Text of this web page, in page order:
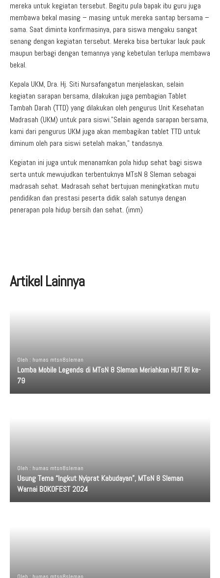
mereka untuk kegiatan tersebut. Begitu pula bapak ibu guru juga
membawa bekal masing – masing untuk mereka santap bersama –
sama. Saat diminta konfirmasinya, para siswa mengaku sangat
senang dengan kegiatan tersebut. Mereka bisa bertukar lauk pauk
maupun berbagi dengan temannya yang kebetulan terlupa membawa
bekal.
Kepala UKM, Dra. Hj. Siti Nursafangatun menjelaskan, selain
kegiatan sarapan bersama, dilakukan juga pembagian Tablet
Tambah Darah (TTD) yang dilakukan oleh pengurus Unit Kesehatan
Madrasah (UKM) untuk para siswi.”Selain agenda sarapan bersama,
kami dari pengurus UKM juga akan membagikan tablet TTD untuk
diminum oleh para siswi setelah makan,” tandasnya.
Kegiatan ini juga untuk menanamkan pola hidup sehat bagi siswa
serta untuk mewujudkan terbentuknya MTsN 8 Sleman sebagai
madrasah sehat. Madrasah sehat bertujuan meningkatkan mutu
pendidikan dan prestasi peserta didik salah satunya dengan
penerapan pola hidup bersih dan sehat. (imm)
Artikel Lainnya
Oleh : humas mtsn8sleman
Lomba Mobile Legends di MTsN 8 Sleman Meriahkan HUT RI ke-
79
Oleh : humas mtsn8sleman
Usung Tema “Ingkut Nyiprat Kabudayan”, MTsN 8 Sleman
Warnai BOKOFEST 2024